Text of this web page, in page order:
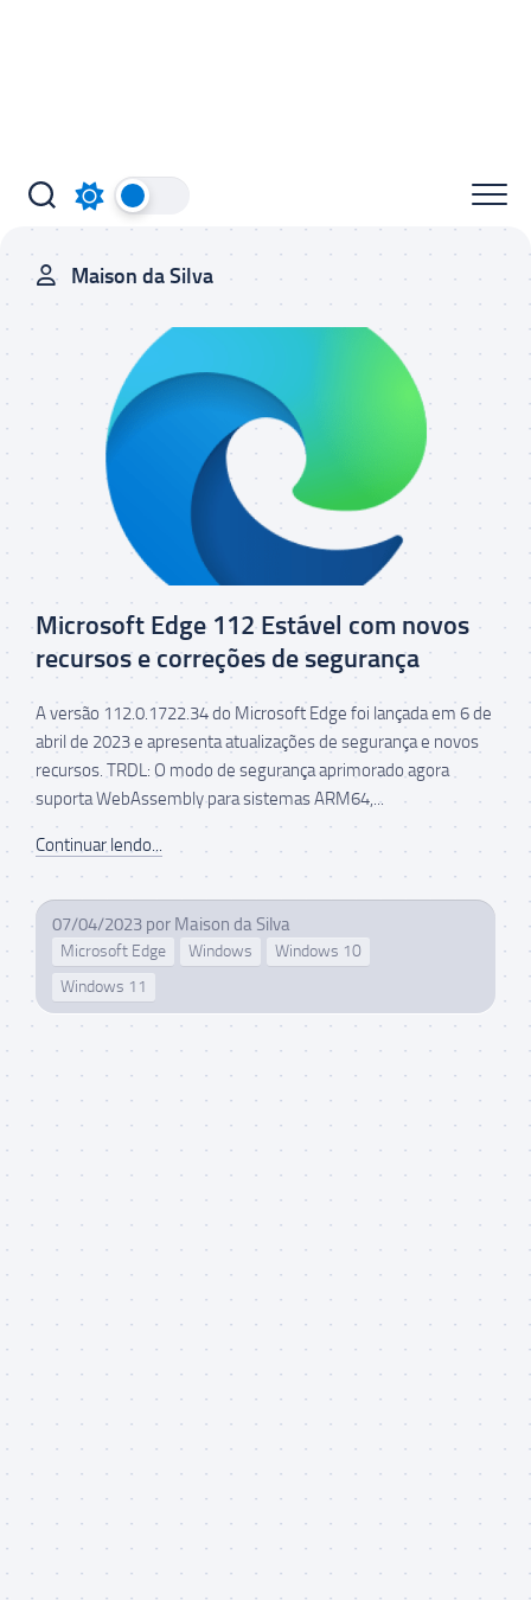
Maison da Silva
Microsoft Edge 112 Estável com novos
recursos e correções de segurança
A versão 112.0.1722.34 do Microsoft Edge foi lançada em 6 de
abril de 2023 e apresenta atualizações de segurança e novos
recursos. TRDL: O modo de segurança aprimorado agora
suporta WebAssembly para sistemas ARM64,...
Continuar lendo...
07/04/2023 por Maison da Silva
Microsoft Edge Windows
Windows 10
Windows 11